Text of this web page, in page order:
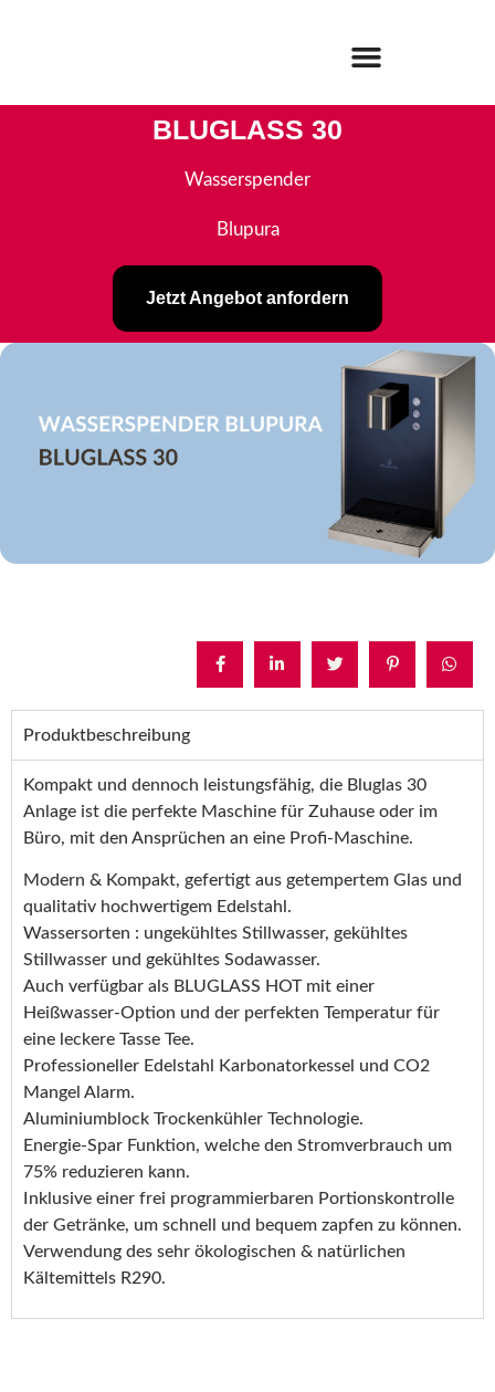
BLUGLASS 30
Wasserspender
Blupura
Jetzt Angebot anfordern
Produktbeschreibung
Kompakt und dennoch leistungsfähig, die Bluglas 30
Anlage ist die perfekte Maschine für Zuhause oder im
Büro, mit den Ansprüchen an eine Profi-Maschine.
Modern & Kompakt, gefertigt aus getempertem Glas und
qualitativ hochwertigem Edelstahl.
Wassersorten : ungekühltes Stillwasser, gekühltes
Stillwasser und gekühltes Sodawasser.
Auch verfügbar als BLUGLASS HOT mit einer
Heißwasser-Option und der perfekten Temperatur für
eine leckere Tasse Tee.
Professioneller Edelstahl Karbonatorkessel und CO2
Mangel Alarm.
Aluminiumblock Trockenkühler Technologie.
Energie-Spar Funktion, welche den Stromverbrauch um
75% reduzieren kann.
Inklusive einer frei programmierbaren Portionskontrolle
der Getränke, um schnell und bequem zapfen zu können.
Verwendung des sehr ökologischen & natürlichen
Kältemittels R290.